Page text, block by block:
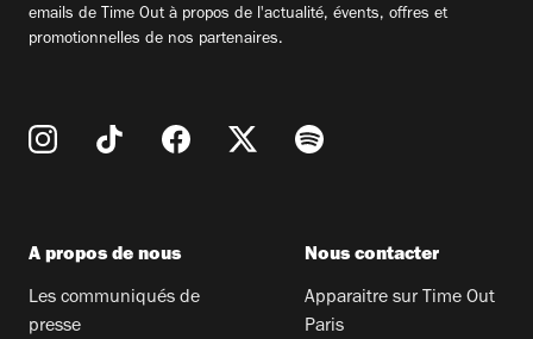
emails de Time Out à propos de l'actualité, évents, offres et
promotionnelles de nos partenaires.
A propos de nous
Les communiqués de
presse
Nous contacter
Apparaitre sur Time Out
Paris